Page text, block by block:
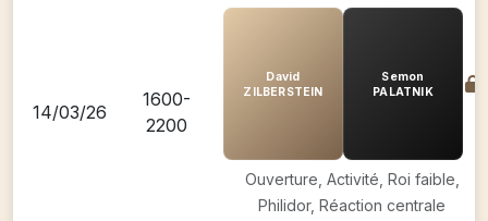
14/03/26
1600-
2200
David
ZILBERSTEIN
Semon
PALATNIK
Ouverture, Activité, Roi faible,
Philidor, Réaction centrale